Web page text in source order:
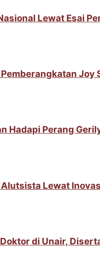
Lewat Esai
Joy
Hadapi Perang
Lewat
di Unair,